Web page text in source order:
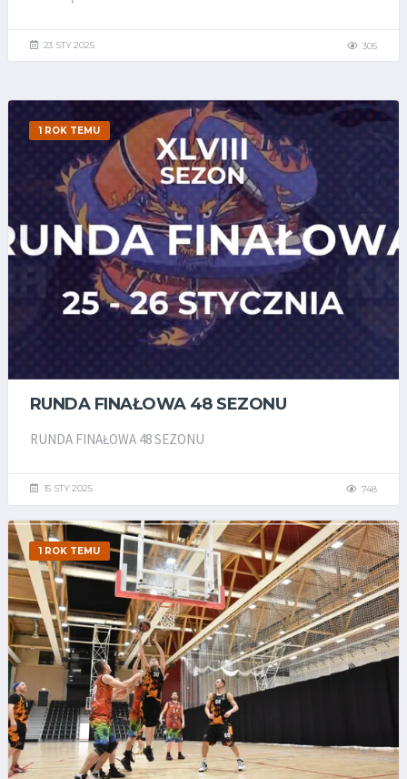
23 STY 2025 305
1 ROK TEMU
RUNDA FINAŁOWA 48 SEZONU
RUNDA FINAŁOWA 48 SEZONU
15 STY 2025 748
1 ROK TEMU